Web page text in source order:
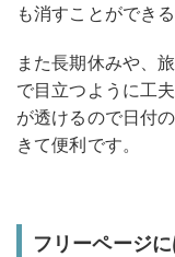
も消すことができ
また長期休みや、
で目立つように工
が透けるので日付
きて便利です。
フリーページ